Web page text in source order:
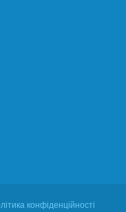
конфіденційності